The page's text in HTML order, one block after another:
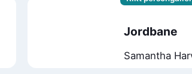
Jordbane
Samantha